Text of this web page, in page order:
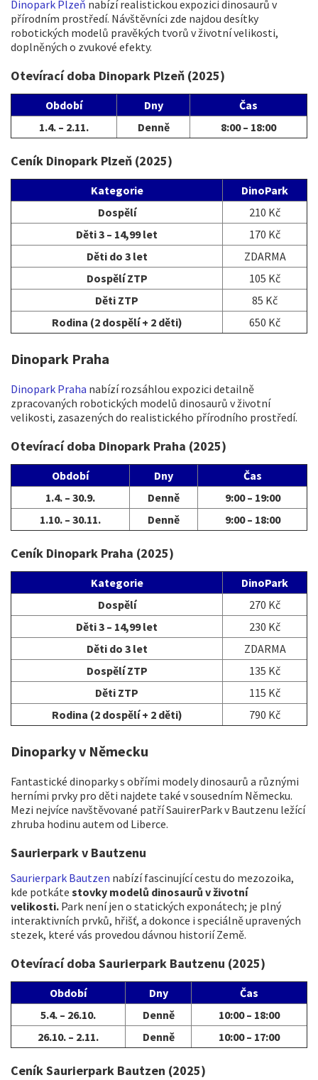
Dinopark Plzeň nabízí realistickou expozici dinosaurů v
přírodním prostředí. Návštěvníci zde najdou desítky
robotických modelů pravěkých tvorů v životní velikosti,
doplněných o zvukové efekty.
Otevírací doba Dinopark Plzeň (2025)
Období Dny
Čas
1.4. – 2.11.
Denně 8:00 – 18:00
Ceník Dinopark Plzeň (2025)
Kategorie
DinoPark
Dospělí
210 Kč
Děti 3 – 14,99 let
170 Kč
Děti do 3 let
ZDARMA
Dospělí ZTP
105 Kč
Děti ZTP
85 Kč
Rodina (2 dospělí + 2 děti)
650 Kč
Dinopark Praha
Dinopark Praha nabízí rozsáhlou expozici detailně
zpracovaných robotických modelů dinosaurů v životní
velikosti, zasazených do realistického přírodního prostředí.
Otevírací doba Dinopark Praha (2025)
Období Dny
Čas
1.4. – 30.9.
Denně
9:00 – 19:00
1.10. – 30.11.
Denně 9:00 – 18:00
Ceník Dinopark Praha (2025)
Kategorie
DinoPark
Dospělí
270 Kč
Děti 3 – 14,99 let
230 Kč
Děti do 3 let
ZDARMA
Dospělí ZTP
135 Kč
Děti ZTP
115 Kč
Rodina (2 dospělí + 2 děti)
790 Kč
Dinoparky v Německu
Fantastické dinoparky s obřími modely dinosaurů a různými
herními prvky pro děti najdete také v sousedním Německu.
Mezi nejvíce navštěvované patří SauirerPark v Bautzenu ležící
zhruba hodinu autem od Liberce.
Saurierpark v Bautzenu
Saurierpark Bautzen nabízí fascinující cestu do mezozoika,
kde potkáte stovky modelů dinosaurů v životní
velikosti. Park není jen o statických exponátech; je plný
interaktivních prvků, hřišť, a dokonce i speciálně upravených
stezek, které vás provedou dávnou historií Země.
Otevírací doba Saurierpark Bautzenu (2025)
Období Dny
Čas
5.4. – 26.10.
Denně
10:00 – 18:00
26.10. – 2.11.
Denně 10:00 – 17:00
Ceník Saurierpark Bautzen (2025)